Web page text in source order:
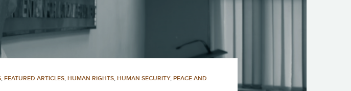
, FEATURED ARTICLES, HUMAN RIGHTS, HUMAN SECURITY, PEACE AND